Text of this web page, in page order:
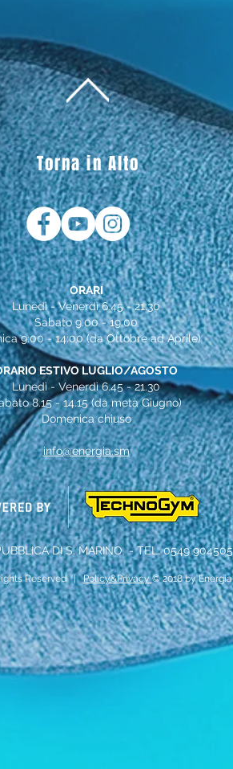
Torna in Alto
ORARI
Lunedì - Venerdì 6.45 - 21.30
Sabato 9.00 - 19.00
9:00 - 14:00 (da Ottobre ad Aprile)
ESTIVO LUGLIO/AGOSTO
Lunedì - Venerdì 6.45 - 21.30
8.15 - 14.15 (da metà Giugno)
Domenica chiuso
info@energia.sm
DI S. MARINO - TEL. 0549904505
Reserved |Policy&Privacy© 2018 by